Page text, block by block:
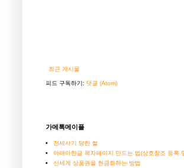
최근 게시물
피드 구독하기: 댓글 (Atom)
가메톡메이플
전세사기 당한 썰
아래아한글 목차페이지 만드는 법(상호참조 등록
신세계 상품권을 현금화하는 방법